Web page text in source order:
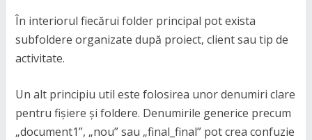
În interiorul fiecărui folder principal pot exista
subfoldere organizate după proiect, client sau tip de
activitate.
Un alt principiu util este folosirea unor denumiri clare
pentru fișiere și foldere. Denumirile generice precum
„document1”, „nou” sau „final_final” pot crea confuzie